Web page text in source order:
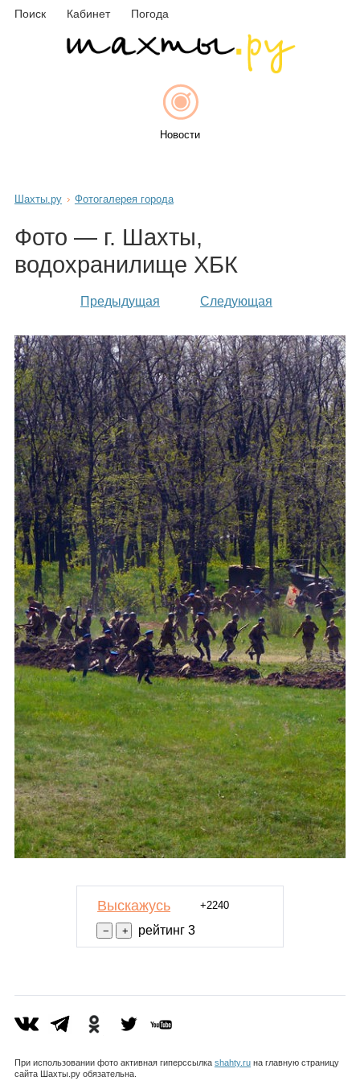
Поиск Кабинет Погода
Новости
Каталог
Инфо
Гороскоп
Карты
Фотогалерея
Шахты.ру Фотогалерея города
Фото — г. Шахты,
водохранилище ХБК
Предыдущая Следующая
Выскажусь +2240
рейтинг 3
При использовании фото активная гиперссылка shahty.ruна главную страницу
сайта Шахты.ру обязательна.